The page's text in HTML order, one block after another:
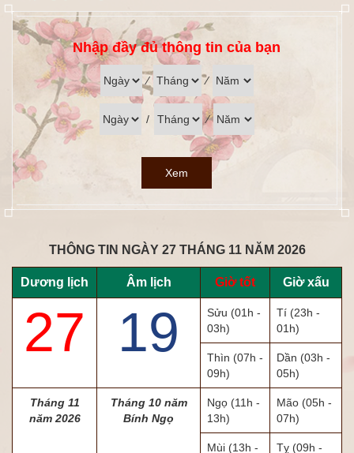
Nhập đầy đủ thông tin của bạn
⁄ ⁄
/ ⁄
Xem
THÔNG TIN NGÀY 27 THÁNG 11 NĂM 2026
Dương lịch Âm lịch Giờ tốt Giờ xấu
27 19 Sửu (01h -
03h)
Tí (23h -
01h)
Thìn (07h -
09h)
Dần (03h -
05h)
Tháng 11
năm 2026
Tháng 10 năm
Bính Ngọ
Ngọ (11h -
13h)
Mão (05h -
07h)
Mùi (13h -
Tỵ (09h -